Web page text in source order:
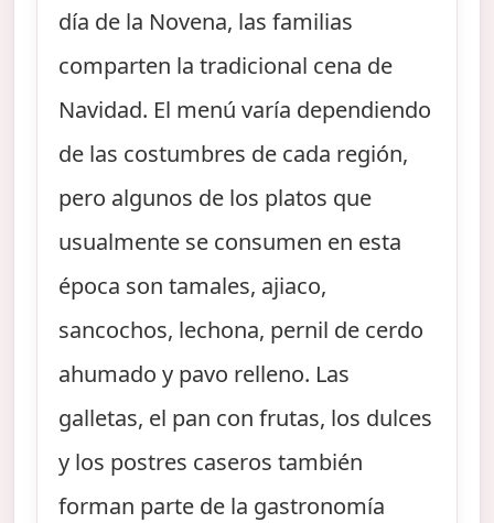
día de la Novena, las familias
comparten la tradicional cena de
Navidad. El menú varía dependiendo
de las costumbres de cada región,
pero algunos de los platos que
usualmente se consumen en esta
época son tamales, ajiaco,
sancochos, lechona, pernil de cerdo
ahumado y pavo relleno. Las
galletas, el pan con frutas, los dulces
y los postres caseros también
forman parte de la gastronomía